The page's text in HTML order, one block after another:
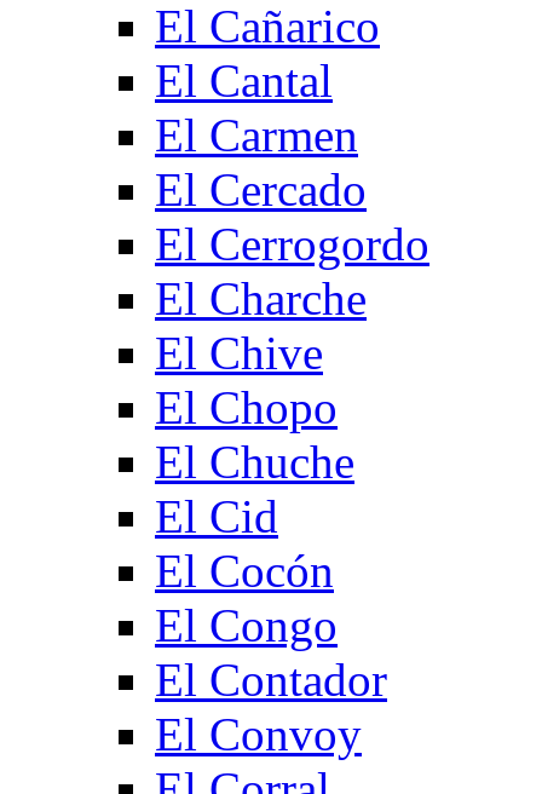
El Cañarico
El Cantal
El Carmen
El Cercado
El Cerrogordo
El Charche
El Chive
El Chopo
El Chuche
El Cid
El Cocón
El Congo
El Contador
El Convoy